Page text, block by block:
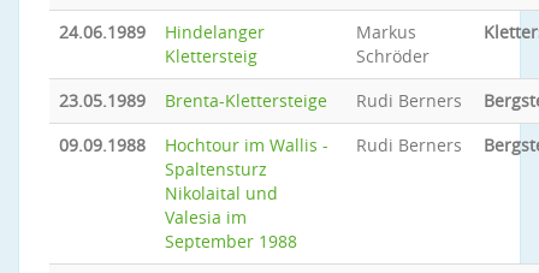
24.06.1989
Hindelanger
Klettersteig
Markus
Schröder
23.05.1989 Brenta-Klettersteige Rudi Berners
09.09.1988
Hochtour im Wallis -
Spaltensturz
Nikolaital und
Valesia im
September 1988
Rudi Berners